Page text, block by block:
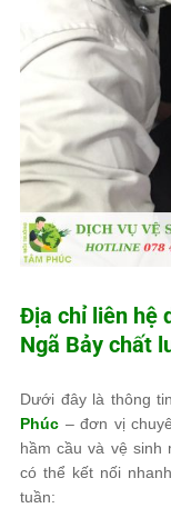
Địa chỉ liên hệ
Ngã Bảy chất
Dưới đây là thông
Phúc – đơn vị
hầm cầu và vệ sinh
có thể kết nối
tuần: